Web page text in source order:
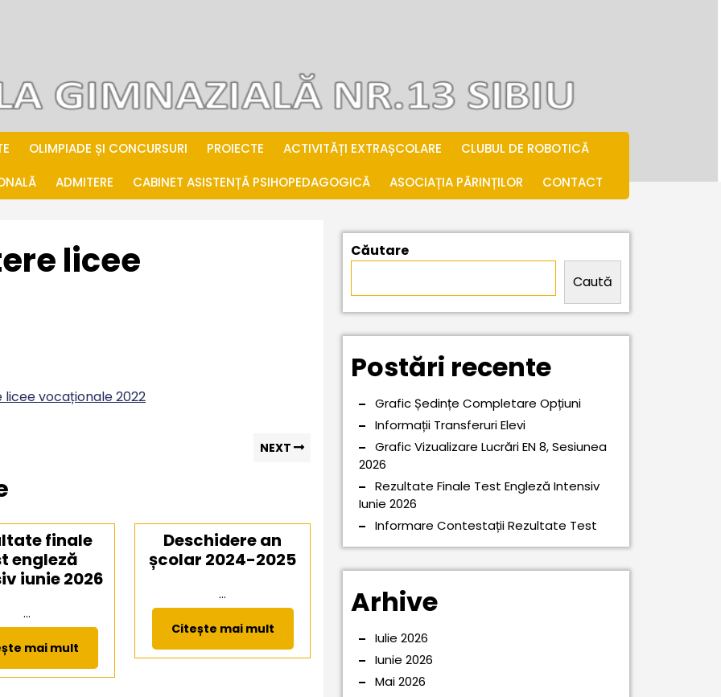
OLIMPIADE ȘI CONCURSURI PROIECTE ACTIVITĂȚI EXTRAȘCOLARE
CLUBUL DE ROBOTICĂ
ADMITERE CABINET ASISTENȚĂ PSIHOPEDAGOGICĂ ASOCIAȚIA PĂRINȚILOR CONTACT
licee
vocaționale 2022
NEXT
finale
engleză
iunie 2026
...
mai multCitește
mai
mult
Deschidere an
școlar 2024-2025
...
Citește mai multCitește
mai
mult
Căutare
Caută
Postări recente
Grafic Ședințe Completare Opțiuni
Informații Transferuri Elevi
Grafic Vizualizare Lucrări EN 8, Sesiunea
2026
Rezultate Finale Test Engleză Intensiv
Iunie 2026
Informare Contestații Rezultate Test
Arhive
Iulie 2026
Iunie 2026
Mai 2026